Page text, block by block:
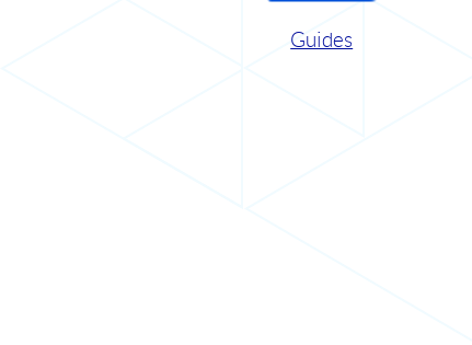
Guides